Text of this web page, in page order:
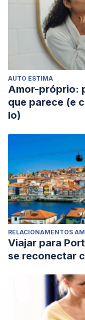
AUTO ESTIMA
Amor-próprio:
que parece (e
lo)
RELACIONAMENTOS
Viajar para
se reconectar